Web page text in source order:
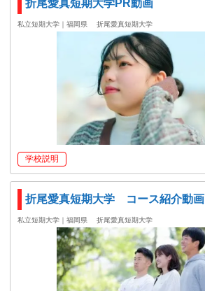
折尾愛真短期大学PR動画
私立短期大学｜福岡県 折尾愛真短期大学
学校説明
折尾愛真短期大学 コース紹介動画
私立短期大学｜福岡県 折尾愛真短期大学